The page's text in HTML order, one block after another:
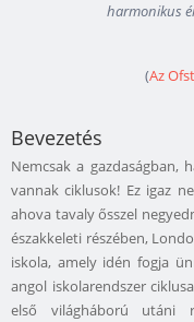
harmonikus
(Az
Bevezetés
Nemcsak a gazdaságban,
vannak ciklusok! Ez igaz
ahova tavaly ősszel
északkeleti részében,
iskola, amely idén fogja
angol iskolarendszer
első világháború utáni